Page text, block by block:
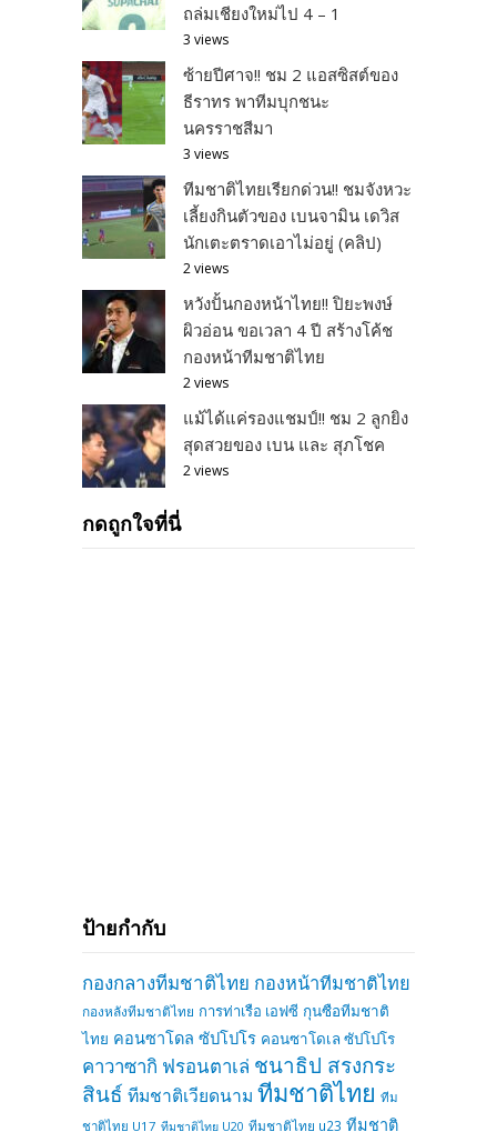
ถล่มเชียงใหม่ไป 4 – 1
3 views
ซ้ายปีศาจ!! ชม 2 แอสซิสต์ของ
ธีราทร พาทีมบุกชนะ
นครราชสีมา
3 views
ทีมชาติไทยเรียกด่วน!! ชมจังหวะ
เลี้ยงกินตัวของ เบนจามิน เดวิส
นักเตะตราดเอาไม่อยู่ (คลิป)
2 views
หวังปั้นกองหน้าไทย!! ปิยะพงษ์
ผิวอ่อน ขอเวลา 4 ปี สร้างโค้ช
กองหน้าทีมชาติไทย
2 views
แม้ได้แค่รองแชมป์!! ชม 2 ลูกยิง
สุดสวยของ เบน และ สุภโชค
2 views
กดถูกใจที่นี่
ป้ายกำกับ
กองกลางทีมชาติไทย กองหน้าทีมชาติไทย
กองหลังทีมชาติไทย การท่าเรือ เอฟซี กุนซือทีมชาติ
ไทย คอนซาโดล ซัปโปโร คอนซาโดเล ซัปโปโร
คาวาซากิ ฟรอนตาเล่ ชนาธิป สรงกระ
สินธ์ ทีมชาติเวียดนาม ทีมชาติไทย ทีม
ชาติไทย U17 ทีมชาติไทย U20 ทีมชาติไทย u23 ทีมชาติ